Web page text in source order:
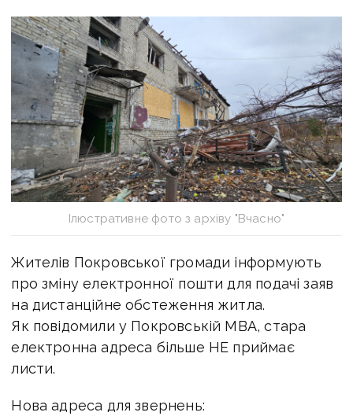
Ілюстративне фото з архіву "Вчасно"
Жителів Покровської громади інформують
про змінуелектронної пошти для подачі заяв
на дистанційне обстеження житла.
Як повідомили у Покровській МВА, стара
електронна адреса більше НЕ приймає
листи.
Нова адреса для звернень: